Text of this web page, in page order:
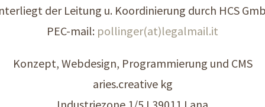
der Leitung u. Koordinierung durch HCS
PEC-mail: pollinger(at)legalmail.it
Konzept, Webdesign, Programmierung und CMS
aries.creative kg